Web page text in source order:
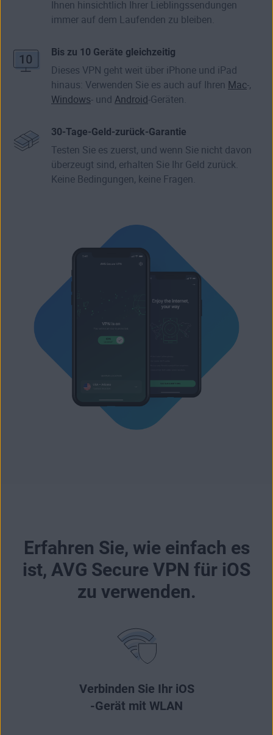
Ihnen hinsichtlich Ihrer Lieblingssendungen
immer auf dem Laufenden zu bleiben.
Bis zu 10 Geräte gleichzeitig
Dieses VPN geht weit über iPhone und iPad
hinaus: Verwenden Sie es auch auf Ihren Mac-,
Windows- und Android-Geräten.
30-Tage-Geld-zurück-Garantie
Testen Sie es zuerst, und wenn Sie nicht davon
überzeugt sind, erhalten Sie Ihr Geld zurück.
Keine Bedingungen, keine Fragen.
Erfahren Sie, wie einfach es
ist, AVG Secure VPN für iOS
zu verwenden.
Verbinden Sie Ihr iOS
-Gerät mit WLAN